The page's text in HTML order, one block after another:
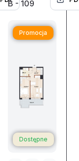
B - 109
Dostępne
Promocja